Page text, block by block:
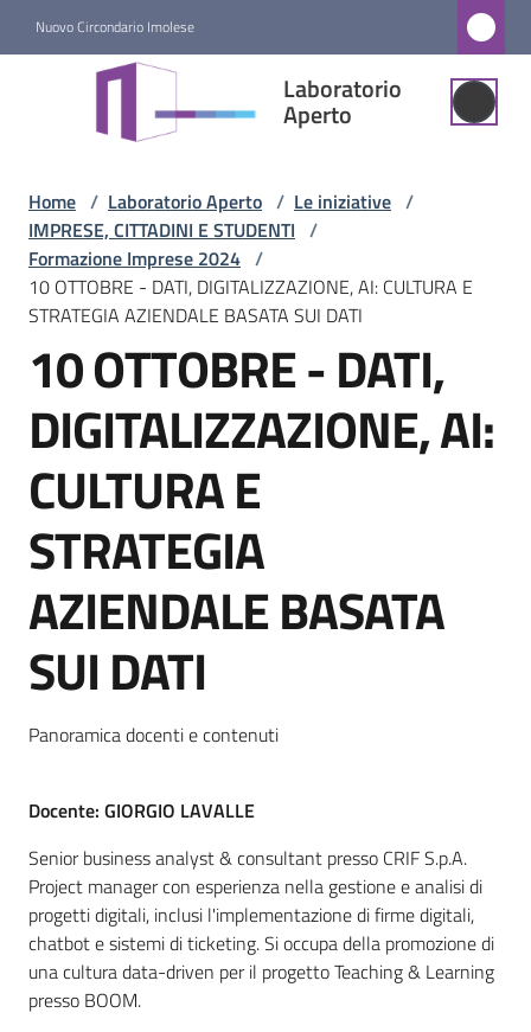
Nuovo Circondario Imolese
Laboratorio
Aperto
Laboratorio
Aperto
Laboratorio
Aperto
Menu selezionato
Menu selezionato
Luoghi
Percorso
Contatti
Servizi
Vivere il
Circondario
Home / Laboratorio Aperto / Le iniziative /
IMPRESE, CITTADINI E STUDENTI /
Formazione Imprese 2024 /
10 OTTOBRE - DATI, DIGITALIZZAZIONE, AI: CULTURA E
STRATEGIA AZIENDALE BASATA SUI DATI
10 OTTOBRE - DATI,
DIGITALIZZAZIONE, AI:
CULTURA E
STRATEGIA
AZIENDALE BASATA
SUI DATI
Panoramica docenti e contenuti
Docente: GIORGIO LAVALLE
Senior business analyst & consultant presso CRIF S.p.A.
Project manager con esperienza nella gestione e analisi di
progetti digitali, inclusi l'implementazione di firme digitali,
chatbot e sistemi di ticketing. Si occupa della promozione di
una cultura data-driven per il progetto Teaching & Learning
presso BOOM.